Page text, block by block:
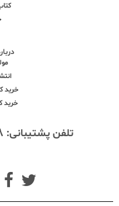
خرید
خرید
تلفن پشتیبانی: